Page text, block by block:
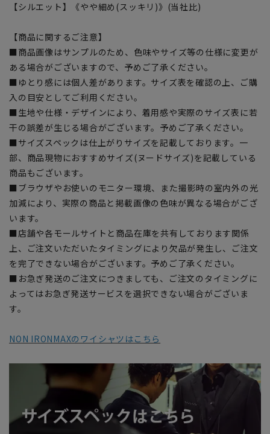
【シルエット】《やや細め(スッキリ)》(当社比)
【商品に関するご注意】
■商品画像はサンプルのため、色味やサイズ等の仕様に変更が
ある場合がございますので、予めご了承ください。
■ゆとり感には個人差があります。サイズ表を確認の上、ご購
入の目安としてご利用ください。
■生地や仕様・デザインにより、着用感や実際のサイズ表に若
干の誤差が生じる場合がございます。予めご了承ください。
■サイズスペックは仕上がりサイズを記載しております。一
部、商品現物におすすめサイズ(ヌードサイズ)を記載している
商品もございます。
■ブラウザやお使いのモニター環境、また撮影時の室内外の光
加減により、実際の商品と掲載画像の色味が異なる場合がござ
います。
■店舗や各モールサイトと商品在庫を共有しております関係
上、ご注文いただいたタイミングにより欠品が発生し、ご注文
を完了できない場合がございます。予めご了承ください。
■お急ぎ発送のご注文につきましても、ご注文のタイミングに
よってはお急ぎ発送サービスを選択できない場合がございま
す。
NON IRONMAXのワイシャツはこちら